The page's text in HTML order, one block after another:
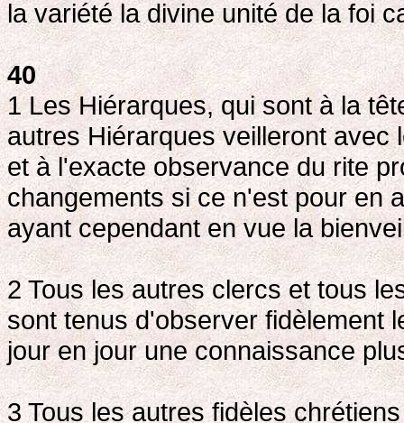
la variété la divine unité de la foi
40
1 Les Hiérarques, qui sont à la
autres Hiérarques veilleront avec
et à l'exacte observance du rite
changements si ce n'est pour en
ayant cependant en vue la
2 Tous les autres clercs et tous
sont tenus d'observer fidèlement
jour en jour une connaissance
3 Tous les autres fidèles